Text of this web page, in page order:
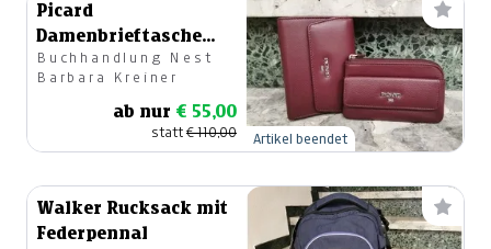
Picard
Damenbrieftasche
mit Schlüsseltascherl
Buchhandlung Nest
Barbara Kreiner
ab nur € 55,00
statt€ 110,00 Artikel beendet
Walker Rucksack mit
Federpennal